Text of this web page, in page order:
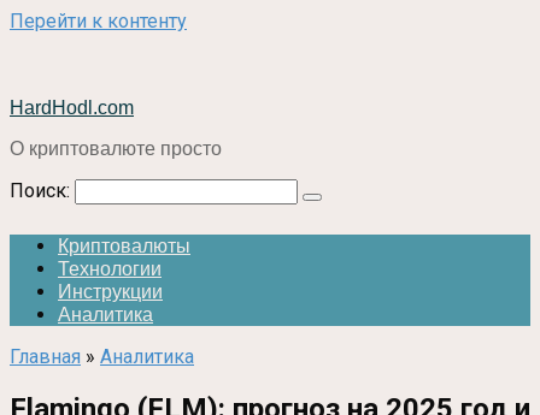
Перейти к контенту
HardHodl.com
О криптовалюте просто
Поиск:
Криптовалюты
Технологии
Инструкции
Аналитика
Главная » Аналитика